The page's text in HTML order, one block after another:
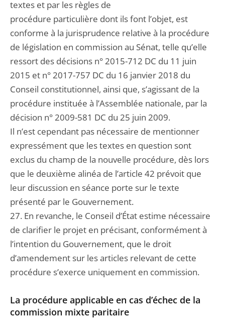
textes et par les règles de
procédure particulière dont ils font l’objet, est
conforme à la jurisprudence relative à la procédure
de législation en commission au Sénat, telle qu’elle
ressort des décisions n° 2015-712 DC du 11 juin
2015 et n° 2017-757 DC du 16 janvier 2018 du
Conseil constitutionnel, ainsi que, s’agissant de la
procédure instituée à l’Assemblée nationale, par la
décision n° 2009-581 DC du 25 juin 2009.
Il n’est cependant pas nécessaire de mentionner
expressément que les textes en question sont
exclus du champ de la nouvelle procédure, dès lors
que le deuxième alinéa de l’article 42 prévoit que
leur discussion en séance porte sur le texte
présenté par le Gouvernement.
27. En revanche, le Conseil d’État estime nécessaire
de clarifier le projet en précisant, conformément à
l’intention du Gouvernement, que le droit
d’amendement sur les articles relevant de cette
procédure s’exerce uniquement en commission.
La procédure applicable en cas d’échec de la
commission mixte paritaire